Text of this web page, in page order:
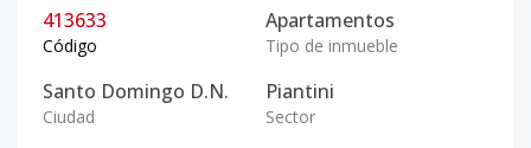
413633
Código
Apartamentos
Tipo de inmueble
Santo Domingo D.N.
Ciudad
Piantini
Sector